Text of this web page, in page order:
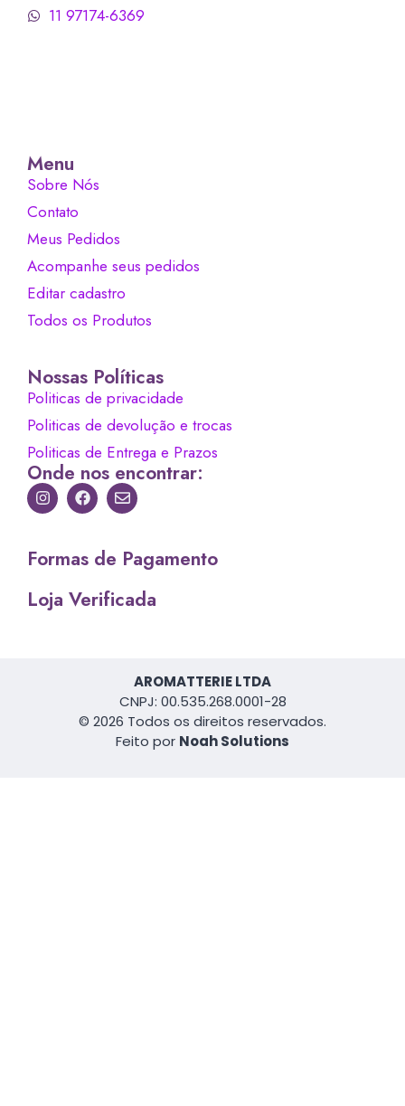
11 97174-6369
Menu
Sobre Nós
Contato
Meus Pedidos
Acompanhe seus pedidos
Editar cadastro
Todos os Produtos
Nossas Políticas
Politicas de privacidade
Politicas de devolução e trocas
Politicas de Entrega e Prazos
Onde nos encontrar:
Formas de Pagamento
Loja Verificada
AROMATTERIE LTDA
CNPJ: 00.535.268.0001-28
© 2026 Todos os direitos reservados.
Feito por Noah Solutions